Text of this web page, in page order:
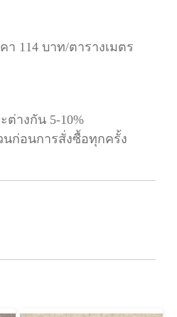
า 114 บาท/ตารางเมตร
ต่างกัน 5-10%
ก่อนการสั่งซื้อทุกครั้ง